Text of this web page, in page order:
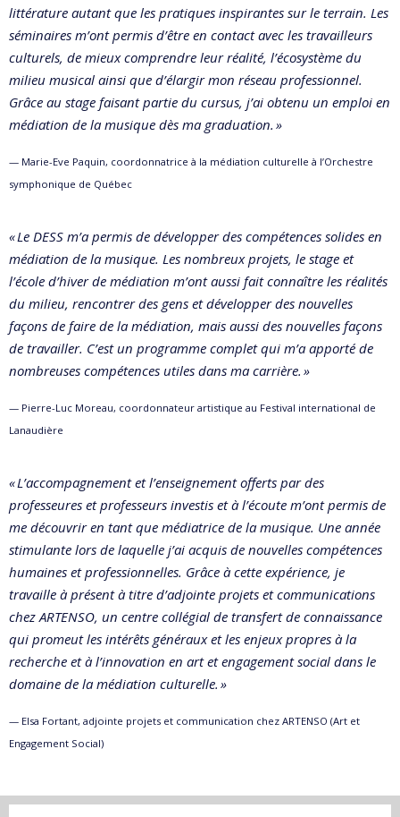
littérature autant que les pratiques inspirantes sur le terrain. Les
séminaires m’ont permis d’être en contact avec les travailleurs
culturels, de mieux comprendre leur réalité, l’écosystème du
milieu musical ainsi que d’élargir mon réseau professionnel.
Grâce au stage faisant partie du cursus, j’ai obtenu un emploi en
médiation de la musique dès ma graduation. »
— Marie-Eve Paquin, coordonnatrice à la médiation culturelle à l’Orchestre
symphonique de Québec
« Le DESS m’a permis de développer des compétences solides en
médiation de la musique. Les nombreux projets, le stage et
l’école d’hiver de médiation m’ont aussi fait connaître les réalités
du milieu, rencontrer des gens et développer des nouvelles
façons de faire de la médiation, mais aussi des nouvelles façons
de travailler. C’est un programme complet qui m’a apporté de
nombreuses compétences utiles dans ma carrière. »
— Pierre-Luc Moreau, coordonnateur artistique au Festival international de
Lanaudière
« L’accompagnement et l’enseignement offerts par des
professeures et professeurs investis et à l’écoute m’ont permis de
me découvrir en tant que médiatrice de la musique. Une année
stimulante lors de laquelle j’ai acquis de nouvelles compétences
humaines et professionnelles. Grâce à cette expérience, je
travaille à présent à titre d’adjointe projets et communications
chez ARTENSO, un centre collégial de transfert de connaissance
qui promeut les intérêts généraux et les enjeux propres à la
recherche et à l’innovation en art et engagement social dans le
domaine de la médiation culturelle. »
— Elsa Fortant, adjointe projets et communication chez ARTENSO (Art et
Engagement Social)